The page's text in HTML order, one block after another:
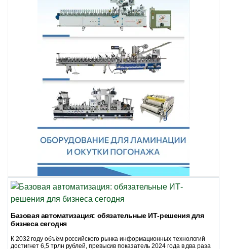
Базовая автоматизация: обязательные ИТ-решения для
бизнеса сегодня
К 2032 году объём российского рынка информационных технологий
достигнет 6,5 трлн рублей, превысив показатель 2024 года в два раза